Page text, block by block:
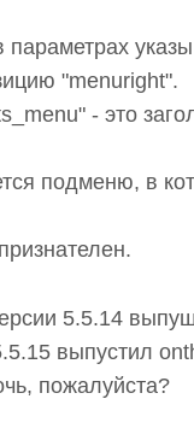
параметрах
"menuright".
- это
подменю, в
5.5.14
выпустил
пожалуйста?